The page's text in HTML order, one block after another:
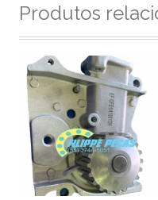
Produtos